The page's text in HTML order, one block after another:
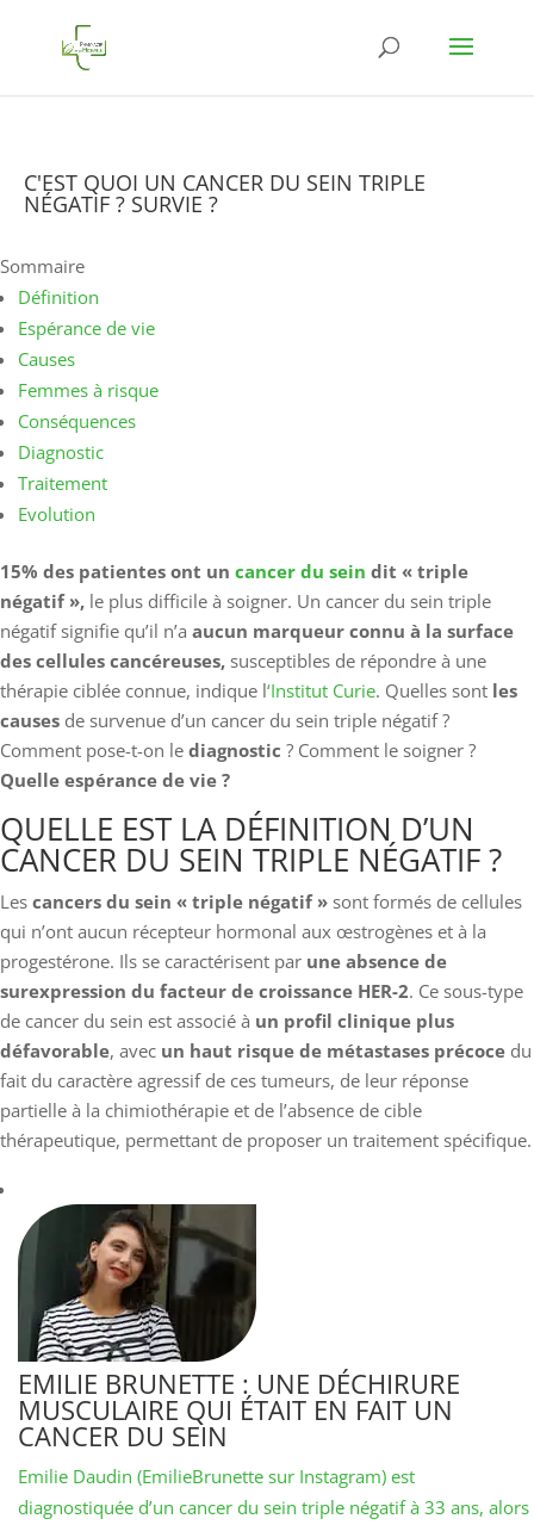
C'EST QUOI UN CANCER DU SEIN TRIPLE
NÉGATIF ? SURVIE ?
Sommaire
Définition
Espérance de vie
Causes
Femmes à risque
Conséquences
Diagnostic
Traitement
Evolution
15% des patientes ont un cancer du sein dit « triple
négatif », le plus difficile à soigner. Un cancer du sein triple
négatif signifie qu’il n’a aucun marqueur connu à la surface
des cellules cancéreuses, susceptibles de répondre à une
thérapie ciblée connue, indique l‘Institut Curie. Quelles sont les
causes de survenue d’un cancer du sein triple négatif ?
Comment pose-t-on le diagnostic ? Comment le soigner ?
Quelle espérance de vie ?
QUELLE EST LA DÉFINITION D’UN
CANCER DU SEIN TRIPLE NÉGATIF ?
Les cancers du sein « triple négatif » sont formés de cellules
qui n’ont aucun récepteur hormonal aux œstrogènes et à la
progestérone. Ils se caractérisent par une absence de
surexpression du facteur de croissance HER-2. Ce sous-type
de cancer du sein est associé à un profil clinique plus
défavorable, avec un haut risque de métastases précoce du
fait du caractère agressif de ces tumeurs, de leur réponse
partielle à la chimiothérapie et de l’absence de cible
thérapeutique, permettant de proposer un traitement spécifique.
EMILIE BRUNETTE : UNE DÉCHIRURE
MUSCULAIRE QUI ÉTAIT EN FAIT UN
CANCER DU SEIN
Emilie Daudin (EmilieBrunette sur Instagram) est
diagnostiquée d’un cancer du sein triple négatif à 33 ans, alors